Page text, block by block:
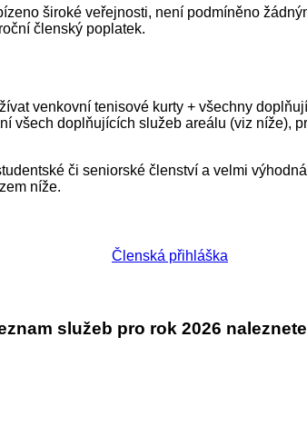
široké veřejnosti, není podmíněno
členský poplatek.
venkovní tenisové kurty + všechny
všech doplňujících služeb areálu (viz níže),
či seniorské členství a velmi
níže.
Členská přihláška
služeb pro rok 2026 naleznete